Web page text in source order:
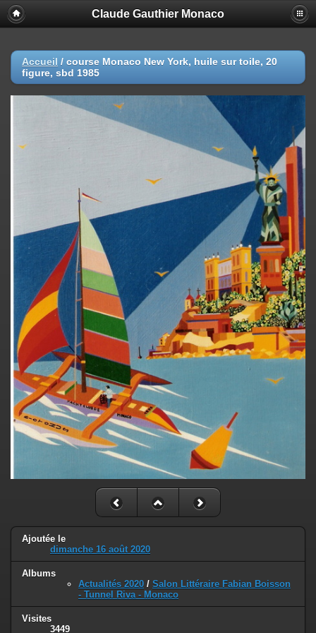
Claude Gauthier Monaco
Accueil / course Monaco New York, huile sur toile, 20
figure, sbd 1985
Ajoutée le
dimanche 16 août 2020
Albums
Actualités 2020 / Salon Littéraire Fabian Boisson
- Tunnel Riva - Monaco
Visites
3449